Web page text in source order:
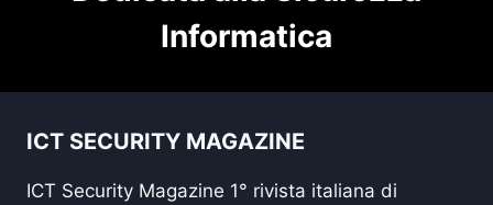
Informatica
ICT SECURITY MAGAZINE
ICT Security Magazine 1° rivista italiana di